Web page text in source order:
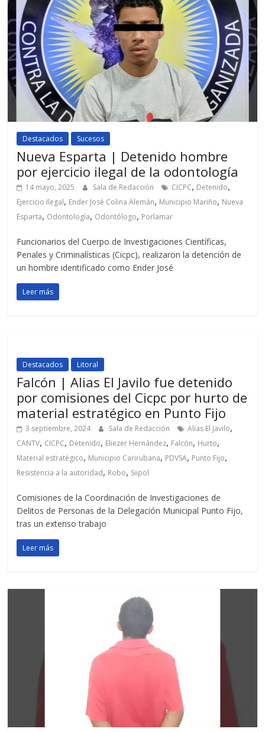
Destacados Sucesos
Nueva Esparta | Detenido hombre
por ejercicio ilegal de la odontología
14 mayo, 2025 Sala de Redacción CICPC, Detenido,
Ejercicio Ilegal, Ender José Colina Alemán, Municipio Mariño, Nueva
Esparta, Odontología, Odontólogo, Porlamar
Funcionarios del Cuerpo de Investigaciones Científicas,
Penales y Criminalísticas (Cicpc), realizaron la detención de
un hombre identificado como Ender José
Leer más
Destacados Litoral
Falcón | Alias El Javilo fue detenido
por comisiones del Cicpc por hurto de
material estratégico en Punto Fijo
3 septiembre, 2024 Sala de Redacción Alias El Javilo,
CANTV, CICPC, Detenido, Eliezer Hernández, Falcón, Hurto,
Material estratégico, Municipio Carirubana, PDVSA, Punto Fijo,
Resistencia a la autoridad, Robo, Siipol
Comisiones de la Coordinación de Investigaciones de
Delitos de Personas de la Delegación Municipal Punto Fijo,
tras un extenso trabajo
Leer más